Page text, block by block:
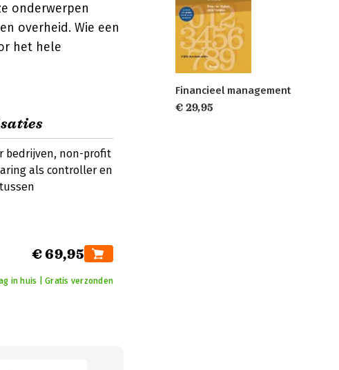
onderwerpen
overheid. Wie een
het hele
bedrijven, non-profit
als controller en
€ 69,95
in huis | Gratis verzonden
Financieel management
€ 29,95